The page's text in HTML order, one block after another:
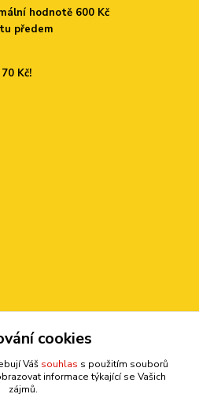
hodnotě 600 Kč
předem
Kč!
cookies
Váš souhlas s použitím souborů
informace týkající se Vašich
zájmů.